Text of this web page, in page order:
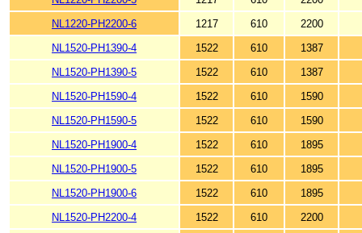
NL1220-PH2200-6
1217 610
2200
NL1520-PH1390-4
1522 610
1387
NL1520-PH1390-5
1522 610
1387
NL1520-PH1590-4
1522 610
1590
NL1520-PH1590-5
1522 610
1590
NL1520-PH1900-4
1522 610
1895
NL1520-PH1900-5
1522 610
1895
NL1520-PH1900-6
1522 610
1895
NL1520-PH2200-4
1522 610
2200